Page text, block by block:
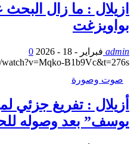
ازيلال : ما زال
بواويزغت
admin فبراير - 18 - 2026
0
B1b9Vc&t=276s
صوت وصورة
أزيلال : تفريغ جزئي
يوسف” بعد وصوله